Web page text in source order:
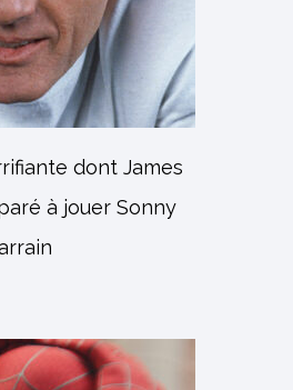
dont James
à jouer Sonny